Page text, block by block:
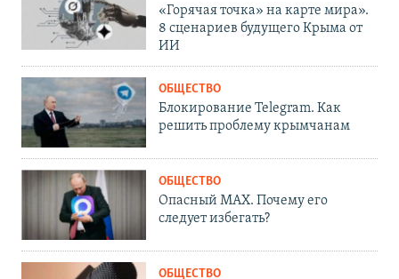
«Горячая точка» на карте мира».
8 сценариев будущего Крыма от
ИИ
ОБЩЕСТВО
Блокирование Telegram. Как
решить проблему крымчанам
ОБЩЕСТВО
Опасный MAX. Почему его
следует избегать?
ОБЩЕСТВО